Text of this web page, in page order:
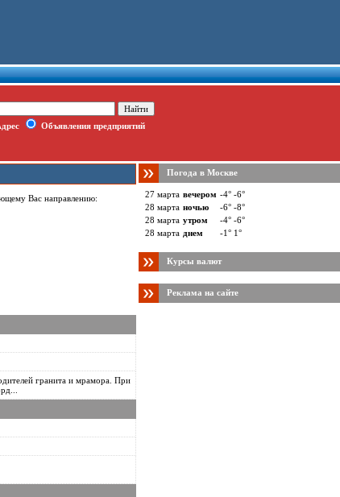
Объявления предприятий
Вас направлению:
гранита и мрамора. При
Погода в Москве
27 марта вечером -4° -6°
28 марта ночью
-6° -8°
28 марта утром
-4° -6°
28 марта днем -1° 1°
Курсы валют
Реклама на сайте